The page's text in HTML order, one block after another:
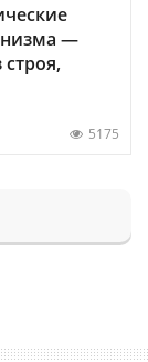
—
5175